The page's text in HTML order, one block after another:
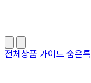
전체상품 가이드 숨은